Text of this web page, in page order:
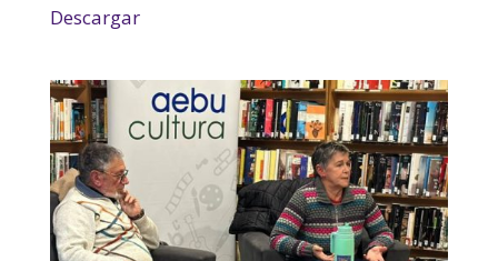
Descargar